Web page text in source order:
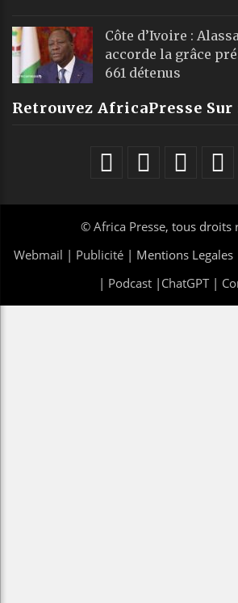
Côte d’Ivoire :
accorde la grâce
661 détenus
Retrouvez AfricaPresse Sur
© Africa Presse, tous droits
Webmail | Publicité | Mentions Legales
| Podcast| ChatGPT|